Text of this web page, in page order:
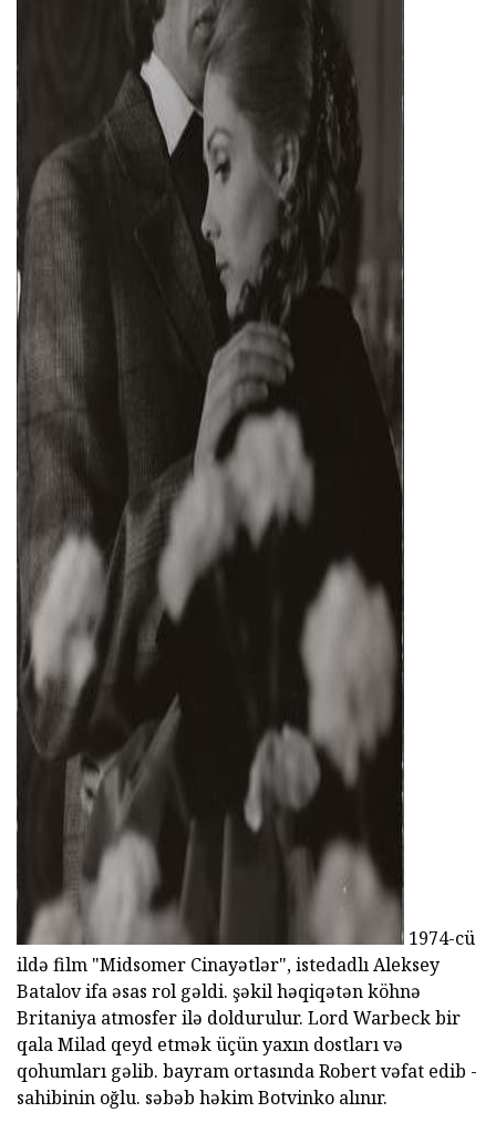
ad
1974-cü
ildə film "Midsomer Cinayətlər", istedadlı Aleksey
Batalov ifa əsas rol gəldi. şəkil həqiqətən köhnə
Britaniya atmosfer ilə doldurulur. Lord Warbeck bir
qala Milad qeyd etmək üçün yaxın dostları və
qohumları gəlib. bayram ortasında Robert vəfat edib -
sahibinin oğlu. səbəb həkim Botvinko alınır.